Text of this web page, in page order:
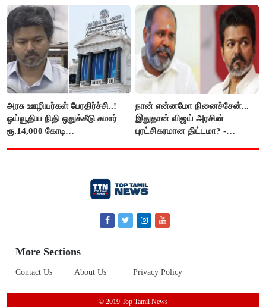
கேள்வி..!
அரசு ஊழியர்கள் பேரதிர்ச்சி..!
ஓய்வூதிய நிதி ஒதுக்கீடு சுமார்
ரூ.14,000 கோடி
நான் என்னமோ நினைச்சேன்...
இதுதான் விஜய் அரசின்
புரட்சிகரமான திட்டமா? -
More Sections
Contact Us About Us Privacy Policy
© 2019 Top Tamil News